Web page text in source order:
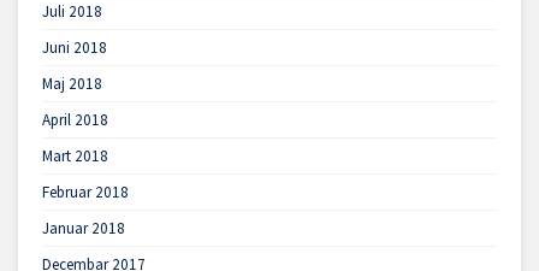
Juli 2018
Juni 2018
Maj 2018
April 2018
Mart 2018
Februar 2018
Januar 2018
Decembar 2017